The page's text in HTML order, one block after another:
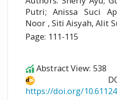
Putri; Anissa Suci
Noor , Siti Aisyah, Alit
Page: 111-115
Abstract View: 538
https://doi.org/